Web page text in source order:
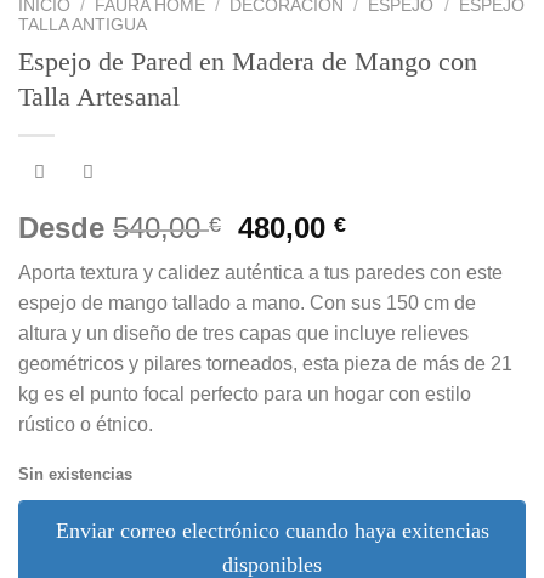
INICIO / FAURA HOME / DECORACIÓN / ESPEJO /
ESPEJO
TALLA ANTIGUA
Espejo de Pared en Madera de Mango con
Talla Artesanal
Desde 540,00€
El
precio
original
era:
540,00 €.
480,00€El
actual
es:
480,00 €.
Aporta textura y calidez auténtica a tus paredes con este
espejo de mango tallado a mano. Con sus 150 cm de
altura y un diseño de tres capas que incluye relieves
geométricos y pilares torneados, esta pieza de más de 21
kg es el punto focal perfecto para un hogar con estilo
rústico o étnico.
Sin existencias
Enviar correo electrónico cuando haya exitencias
disponibles